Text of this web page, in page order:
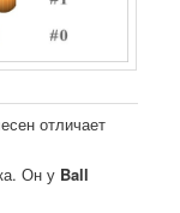
отличает
Он у Ball